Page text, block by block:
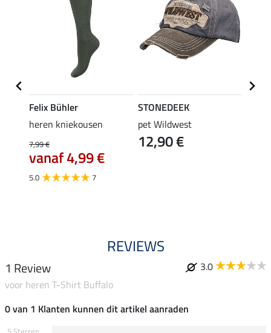
Felix Bühler
heren kniekousen
7,99 €
vanaf 4,99 €
5.0 7
STONEDEEK
pet Wildwest
12,90 €
REVIEWS
1 Review
3.0
voor heren T-Shirt Buffalo
0 van 1 Klanten kunnen dit artikel aanraden